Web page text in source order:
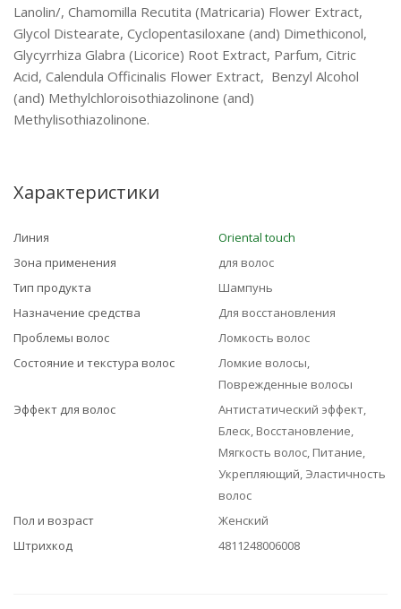
Lanolin/, Chamomilla Recutita (Matricaria) Flower Extract,
Glycol Distearate, Cyclopentasiloxane (and) Dimethiconol,
Glycуrrhiza Glabra (Licorice) Root Extract, Parfum, Citric
Acid, Calendula Officinalis Flower Extract, Benzyl Alcohol
(and) Methylchloroisothiazolinone (and)
Methylisothiazolinone.
Характеристики
Линия
Oriental touch
Зона применения
для волос
Тип продукта
Шампунь
Назначение средства
Для восстановления
Проблемы волос
Ломкость волос
Состояние и текстура волос
Ломкие волосы,
Поврежденные волосы
Эффект для волос
Антистатический эффект,
Блеск, Восстановление,
Мягкость волос, Питание,
Укрепляющий, Эластичность
волос
Пол и возраст
Женский
Штрихкод
4811248006008